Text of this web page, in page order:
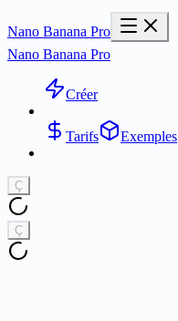
Nano Banana Pro
Nano Banana Pro
Créer
Tarifs Exemples
Ç
Ç